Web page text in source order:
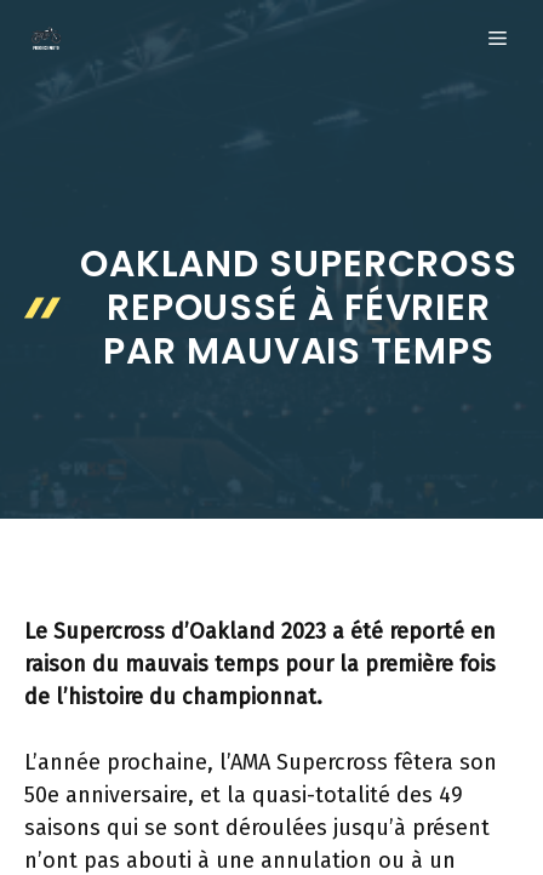
OAKLAND SUPERCROSS
REPOUSSÉ À FÉVRIER
PAR MAUVAIS TEMPS
Le Supercross d’Oakland 2023 a été reporté en
raison du mauvais temps pour la première fois
de l’histoire du championnat.
L’année prochaine, l’AMA Supercross fêtera son
50e anniversaire, et la quasi-totalité des 49
saisons qui se sont déroulées jusqu’à présent
n’ont pas abouti à une annulation ou à un